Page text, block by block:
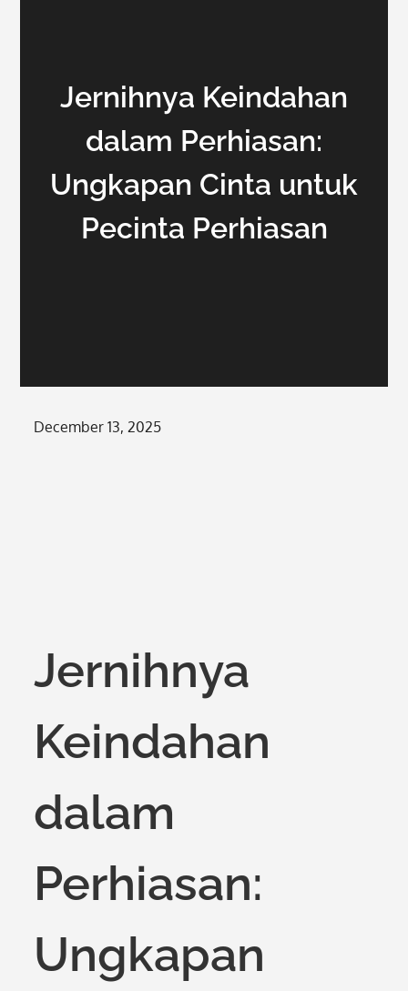
Jernihnya Keindahan
dalam Perhiasan:
Ungkapan Cinta untuk
Pecinta Perhiasan
Posted
December 13, 2025
Jernihnya
Keindahan
dalam
Perhiasan:
Ungkapan